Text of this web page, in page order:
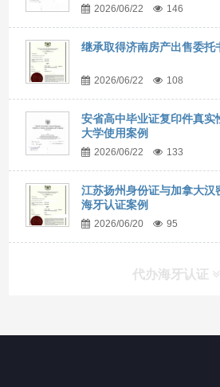
2026/06/22 146
继承取得济南房产出售委托
2026/06/22 108
安省高中毕业证复印件真实
大学使用案例
2026/06/22 133
江苏扬州身份证与加拿大汉
海牙认证案例
2026/06/20 95
代办海牙认证